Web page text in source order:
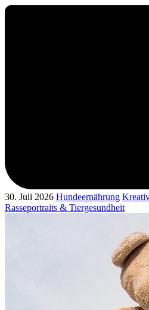
30. Juli 2026 Hundeernährung
Rasseportraits & Tiergesundheit